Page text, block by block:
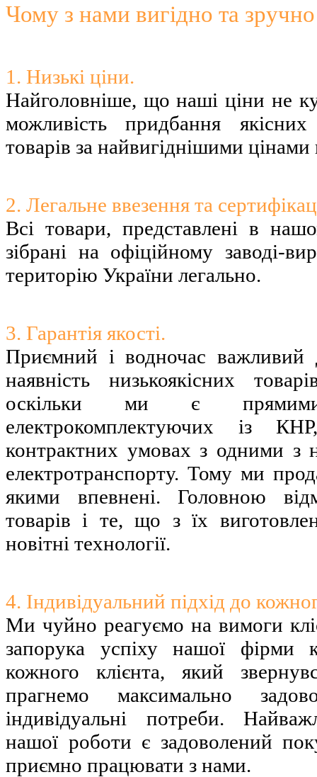
Чому з нами вигідно та
1. Низькі ціни.
Найголовніше, що наші ціни не
можливість придбання якісних
товарів за найвигіднішими цінами
2. Легальне ввезення та
Всі товари, представлені в
зібрані на офіційному заводі-
територію України легально.
3. Гарантія якості.
Приємний і водночас важливий
наявність низькоякісних
оскільки ми є прямими
електрокомплектуючих із
контрактних умовах з одними з
електротранспорту. Тому ми
якими впевнені. Головною
товарів і те, що з їх
новітні технології.
4. Індивідуальний підхід до
Ми чуйно реагуємо на вимоги
запорука успіху нашої фірми
кожного клієнта, який
прагнемо максимально
індивідуальні потреби.
нашої роботи є задоволений
приємно працювати з нами.